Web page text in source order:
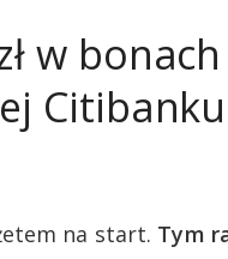
w bonach
Citibanku
na start. Tym